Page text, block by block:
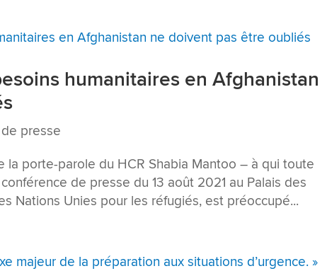
humanitaires en Afghanistan
presse
la porte-parole du HCR Shabia Mantoo – à qui toute
de presse du 13 août 2021 au Palais des
Nations Unies pour les réfugiés, est préoccupé...